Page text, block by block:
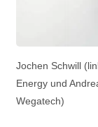
Jochen Schwill
Energy und
Wegatech)